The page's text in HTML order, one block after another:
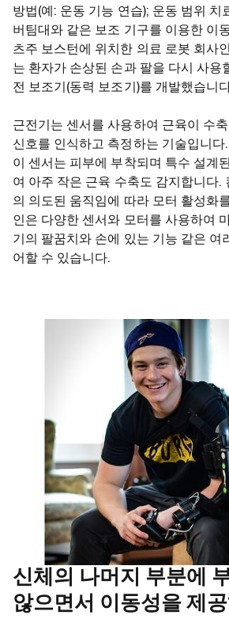
방법(예: 운동 기능 연습); 운동 범위 치
버팀대와 같은 보조 기구를 이용한 이
츠주 보스턴에 위치한 의료 로봇 회사
는 환자가 손상된 손과 팔을 다시 사용
전 보조기(동력 보조기)를 개발했습니
근전기는 센서를 사용하여 근육이 수축
신호를 인식하고 측정하는 기술입니다
이 센서는 피부에 부착되며 특수 설계
여 아주 작은 근육 수축도 감지합니다.
의 의도된 움직임에 따라 모터 활성화
인은 다양한 센서와 모터를 사용하여
기의 팔꿈치와 손에 있는 기능 같은 여
어할 수 있습니다.
신체의 나머지 부분에
않으면서 이동성을 제